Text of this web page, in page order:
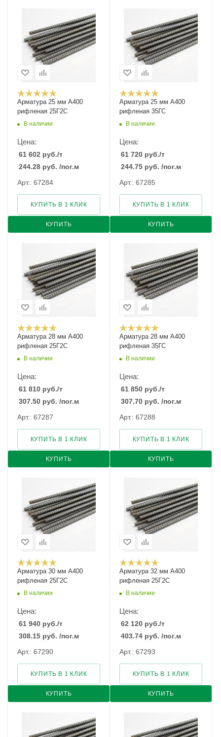
Арматура 25 мм А400
рифленая 25Г2С
В наличии
Цена:
61 602 руб./т
244.28 руб. /пог.м
Арт.: 67284
КУПИТЬ
КУПИТЬ В 1 КЛИК
Арматура 25 мм А400
рифленая 35ГС
В наличии
Цена:
61 720 руб./т
244.75 руб. /пог.м
Арт.: 67285
КУПИТЬ
КУПИТЬ В 1 КЛИК
Арматура 28 мм А400
рифленая 25Г2С
В наличии
Цена:
61 810 руб./т
307.50 руб. /пог.м
Арт.: 67287
КУПИТЬ
КУПИТЬ В 1 КЛИК
Арматура 28 мм А400
рифленая 35ГС
В наличии
Цена:
61 850 руб./т
307.70 руб. /пог.м
Арт.: 67288
КУПИТЬ
КУПИТЬ В 1 КЛИК
Арматура 30 мм А400
рифленая 25Г2С
В наличии
Цена:
61 940 руб./т
308.15 руб. /пог.м
Арт.: 67290
КУПИТЬ
КУПИТЬ В 1 КЛИК
Арматура 32 мм А400
рифленая 25Г2С
В наличии
Цена:
62 120 руб./т
403.74 руб. /пог.м
Арт.: 67293
КУПИТЬ
КУПИТЬ В 1 КЛИК